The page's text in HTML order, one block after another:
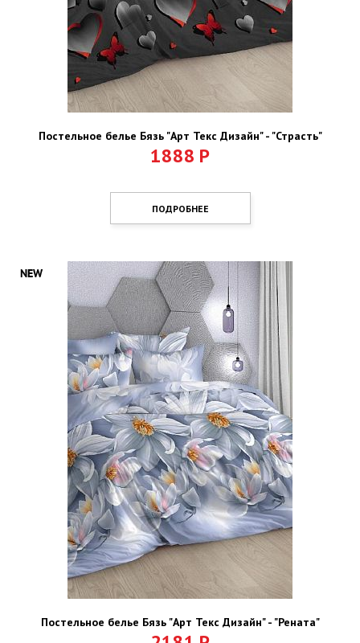
Постельное белье Бязь "Арт Текс Дизайн" - "Страсть"
1888 Р
ПОДРОБНЕЕ
Постельное белье Бязь "Арт Текс Дизайн" - "Рената"